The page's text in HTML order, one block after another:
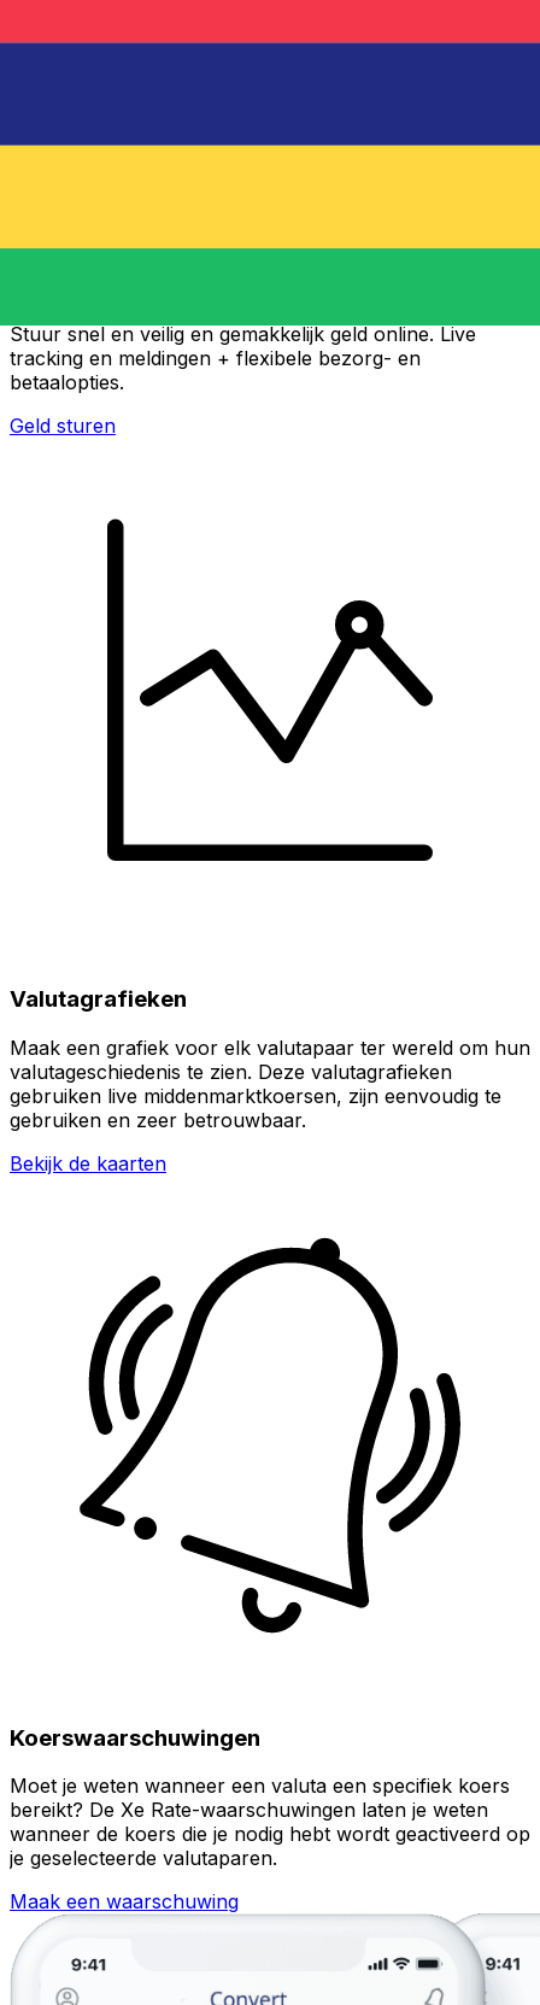
Stuur snel en veilig en gemakkelijk geld online. Live
tracking en meldingen + flexibele bezorg- en
betaalopties.
Geld sturen
Valutagrafieken
Maak een grafiek voor elk valutapaar ter wereld om hun
valutageschiedenis te zien. Deze valutagrafieken
gebruiken live middenmarktkoersen, zijn eenvoudig te
gebruiken en zeer betrouwbaar.
Bekijk de kaarten
Koerswaarschuwingen
Moet je weten wanneer een valuta een specifiek koers
bereikt? De Xe Rate-waarschuwingen laten je weten
wanneer de koers die je nodig hebt wordt geactiveerd op
je geselecteerde valutaparen.
Maak een waarschuwing